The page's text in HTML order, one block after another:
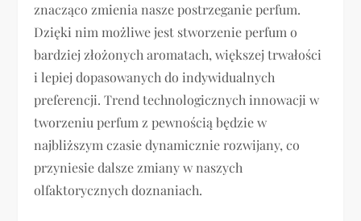
znacząco zmienia nasze postrzeganie perfum.
Dzięki nim możliwe jest stworzenie perfum o
bardziej złożonych aromatach, większej trwałości
i lepiej dopasowanych do indywidualnych
preferencji. Trend technologicznych innowacji w
tworzeniu perfum z pewnością będzie w
najbliższym czasie dynamicznie rozwijany, co
przyniesie dalsze zmiany w naszych
olfaktorycznych doznaniach.